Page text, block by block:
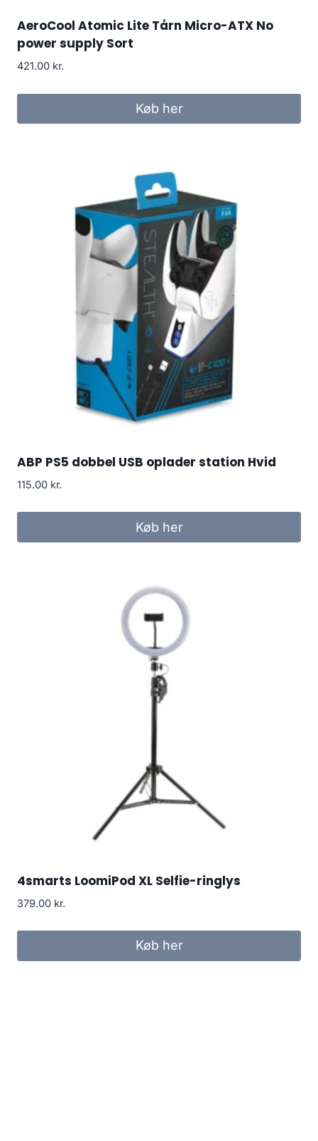
AeroCool Atomic Lite Tårn Micro-ATX No
power supply Sort
421.00 kr.
Køb her
ABP PS5 dobbel USB oplader station Hvid
115.00 kr.
Køb her
4smarts LoomiPod XL Selfie-ringlys
379.00 kr.
Køb her